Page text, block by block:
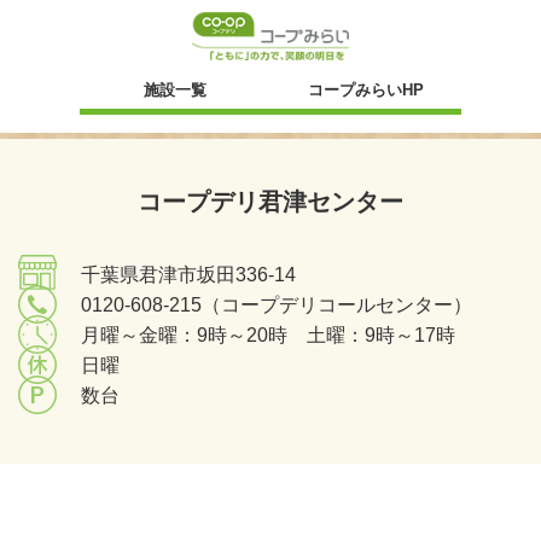
施設一覧 コープみらいHP新規ウィンドウ
コープデリ君津センター
千葉県君津市坂田336-14
0120-608-215（コープデリコールセンター）
月曜～金曜：9時～20時 土曜：9時～17時
日曜
数台